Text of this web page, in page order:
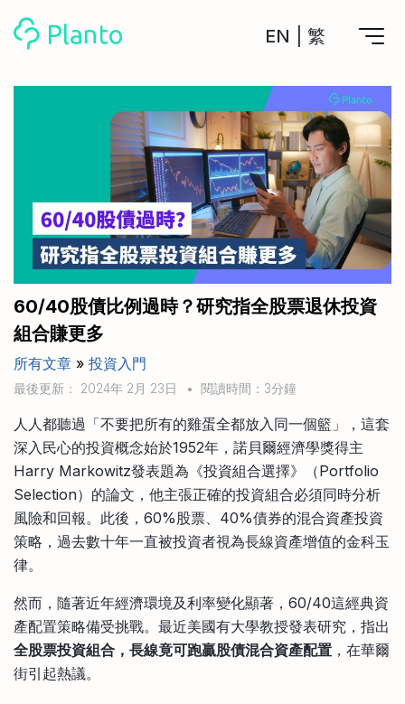
EN 繁
計劃買樓
計劃買樓第一步
全功能記賬
管理及分析所有戶口
管理MPF戶口
一次過管理所有強積金戶口
申請清卡數/私人貸款
CreFIT x Planto推廣優惠
私人貸款
年利率/APR/年息比較
投資戶口 (美股)
比較最抵美股投資戶口
投資戶口 (港股)
比較最抵港股投資戶口
投資加密貨幣
比較最抵Crypto交易所
月供股票計劃
比較最抵月供計劃戶口
比較定存利率
信用卡
比較各種最優惠信用卡
關於我們
Academy
Marketplace
其他網站
手機App與理財資訊
商業解決方案
企業服務
60/40股債比例過時？研究指全股票退休投資
組合賺更多
所有文章 » 投資入門
最後更新： 2024年 2月 23日 • 閱讀時間：3分鐘
人人都聽過「不要把所有的雞蛋全都放入同一個籃」，這套
深入民心的投資概念始於1952年，諾貝爾經濟學獎得主
Harry Markowitz發表題為《投資組合選擇》（Portfolio
Selection）的論文，他主張正確的投資組合必須同時分析
風險和回報。此後，60%股票、40%債券的混合資產投資
策略，過去數十年一直被投資者視為長線資產增值的金科玉
律。
然而，隨著近年經濟環境及利率變化顯著，60/40這經典資
產配置策略備受挑戰。最近美國有大學教授發表研究，指出
全股票投資組合，長線竟可跑贏股債混合資產配置 ，在華爾
街引起熱議。